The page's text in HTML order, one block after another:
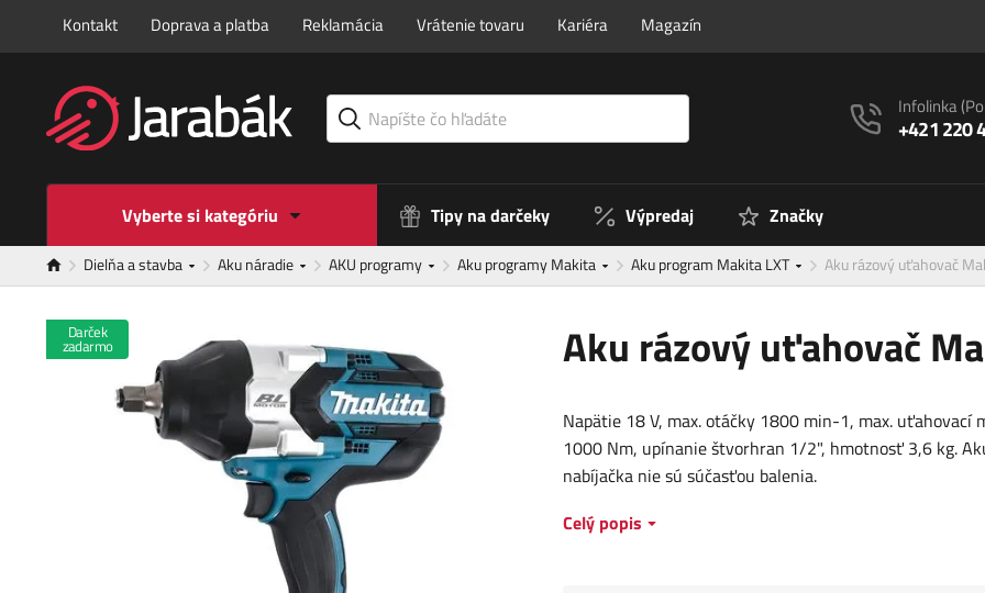
Kontakt Doprava a platba Reklamácia Vrátenie tovaru Kariéra Magazín
Infolinka
+421 220
Vyberte si kategóriu Tipy na darčeky Výpredaj Značky
Dielňa a stavba Aku náradie AKU programy Aku programy Makita Aku program Makita LXT Aku rázový uťahovač
Aku rázový uťahovač
Darček
zadarmo
Napätie 18 V, max. otáčky 1800 min-1, max. uťahovací
1000 Nm, upínanie štvorhran 1/2", hmotnosť 3,6 kg.
nabíjačka nie sú súčasťou balenia.
Celý popis